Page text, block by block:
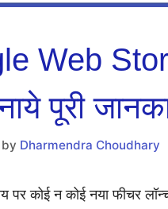
Web
पूरी
by Dharmendra Choudhary
पर कोई न कोई नया फीचर